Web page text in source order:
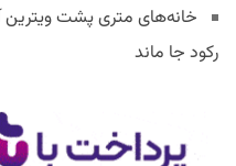
خانه‌های متری پشت ویترین
رکود جا ماند